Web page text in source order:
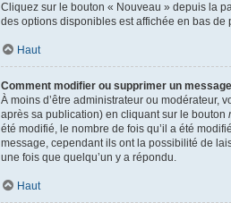
Cliquez sur le bouton « Nouveau » depuis la
des options disponibles est affichée en bas de
Haut
Comment modifier ou supprimer un
À moins d’être administrateur ou modérateur,
après sa publication) en cliquant sur le bouton
été modifié, le nombre de fois qu’il a été
message, cependant ils ont la possibilité de
une fois que quelqu’un y a répondu.
Haut